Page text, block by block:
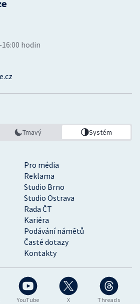
YouTube X Threads
Pro média
Reklama
Studio Brno
Studio Ostrava
Rada ČT
Kariéra
Podávání námětů
Časté dotazy
Kontakty
hodin
Tmavý Systém